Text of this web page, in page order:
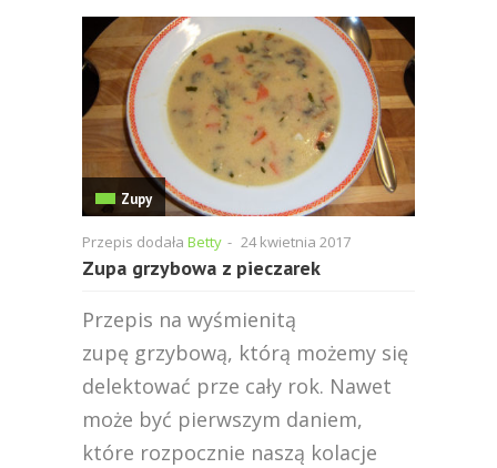
Zupy
Przepis dodała Betty - 24 kwietnia 2017
Zupa grzybowa z pieczarek
Przepis na wyśmienitą
zupę grzybową, którą możemy się
delektować prze cały rok. Nawet
może być pierwszym daniem,
które rozpocznie naszą kolacje